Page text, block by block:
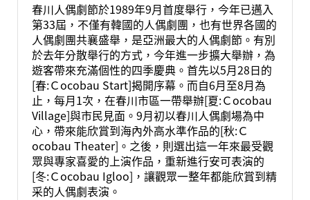
春川人偶劇節於1989年9月首度舉行，今年已邁入
第33屆，不僅有韓國的人偶劇團，也有世界各國的
人偶劇團共襄盛舉，是亞洲最大的人偶劇節。有別
於去年分散舉行的方式，今年進一步擴大舉辦，為
遊客帶來充滿個性的四季慶典。首先以5月28日的
[春:Ｃocobau Start]揭開序幕。而自6月至8月為
止，每月1次，在春川市區一帶舉辦[夏:Ｃocobau
Village]與市民見面。9月初以春川人偶劇場為中
心，帶來能欣賞到海內外高水準作品的[秋:Ｃ
ocobau Theater]。之後，則選出這一年來最受觀
眾與專家喜愛的上演作品，重新進行安可表演的
[冬:Ｃocobau Igloo]，讓觀眾一整年都能欣賞到精
采的人偶劇表演。